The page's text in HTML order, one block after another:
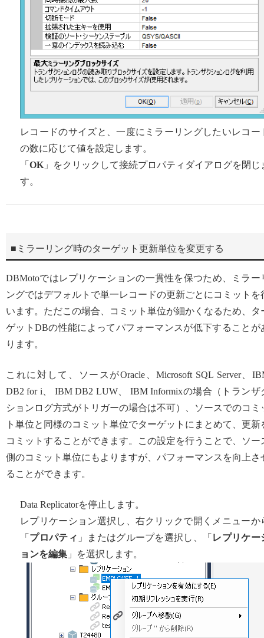
レコードのサイズと、一度にミラーリングしたいレコー
の数に応じて値を設定します。
「 OK 」をクリックして接続プロパティダイアログを閉じ
す。
■ミラーリング時のターゲット更新単位を変更する
DBMotoではレプリケーションの一貫性を保つため、ミラー
ングではデフォルトで単一レコードの更新ごとにコミットを
います。ただこの場合、コミット単位が細かくなるため、タ
ゲットDBの性能によってパフォーマンスが低下することが
ります。
これに対して、ソースがOracle、Microsoft SQL Server、
DB2 for i、 IBM DB2 LUW、 IBM Informixの場合（トランザ
ションログ方式がトリガーの場合は不可）、ソースでのコミ
ト単位と同様のコミット単位でターゲットにまとめて、更新
コミットすることができます。この設定を行うことで、ソー
側のコミット単位にもよりますが、パフォーマンスを向上さ
ることができます。
Data Replicatorを停止します。
レプリケーション選択し、右クリックで開くメニューか
「 プロパティ 」またはグループを選択し、「 レプリケー
ョンを編集 」を選択します。